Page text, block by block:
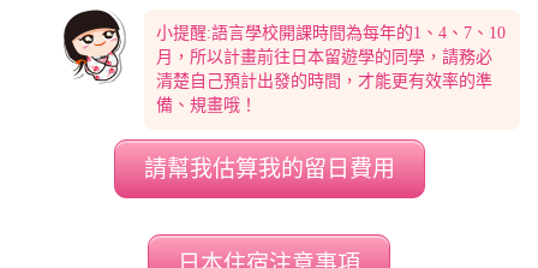
小提醒:語言學校開課時間為每年的1、4、7、10
月，所以計畫前往日本留遊學的同學，請務必
清楚自己預計出發的時間，才能更有效率的準
備、規畫哦！
請幫我估算我的留日費用